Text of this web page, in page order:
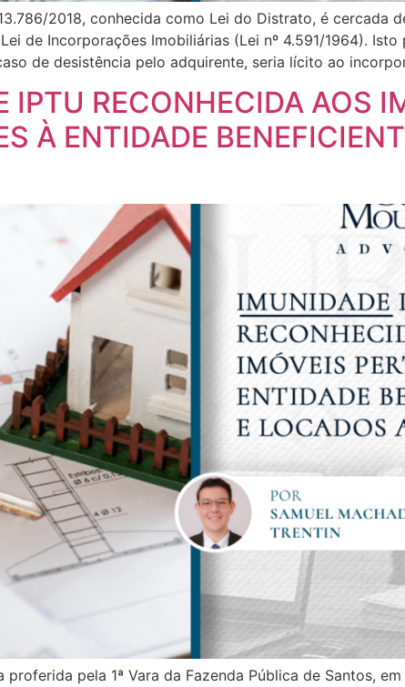
2018, conhecida como Lei do Distrato, é cercada
de Incorporações Imobiliárias (Lei nº 4.591/1964).
de desistência pelo adquirente, seria lícito ao
IPTU RECONHECIDA AOS
À ENTIDADE
proferida pela 1ª Vara da Fazenda Pública de Santos,